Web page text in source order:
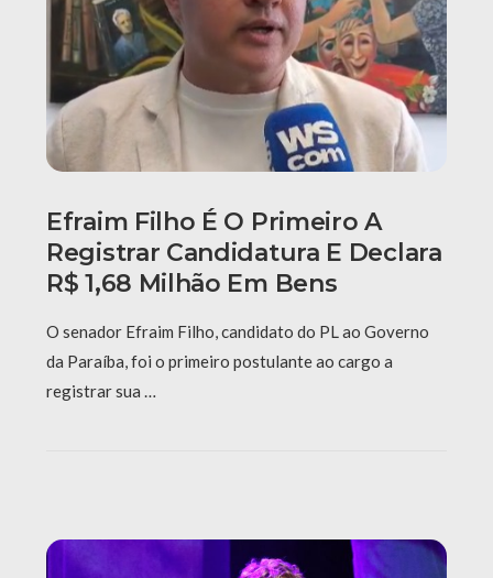
Efraim Filho É O Primeiro A
Registrar Candidatura E Declara
R$ 1,68 Milhão Em Bens
O senador Efraim Filho, candidato do PL ao Governo
da Paraíba, foi o primeiro postulante ao cargo a
registrar sua …